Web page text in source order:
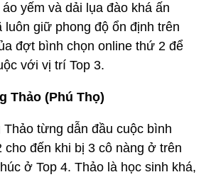
yếm và dải lụa đào khá ấn
giữ phong độ ổn định trên
đợt bình chọn online thứ 2 để
với vị trí Top 3.
Thảo (Phú Thọ)
từng dẫn đầu cuộc bình
cho đến khi bị 3 cô nàng ở trên
ở Top 4. Thảo là học sinh khá,